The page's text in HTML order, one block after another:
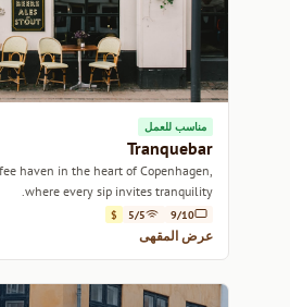
مناسب للعمل
Tranquebar
haven in the heart of Copenhagen,
where every sip invites tranquility.
9/10
5/5
$
عرض المقهى